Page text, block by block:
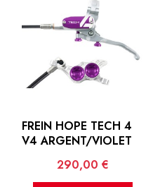
FREIN HOPE TECH 4
V4 ARGENT/VIOLET
Prix
290,00 €